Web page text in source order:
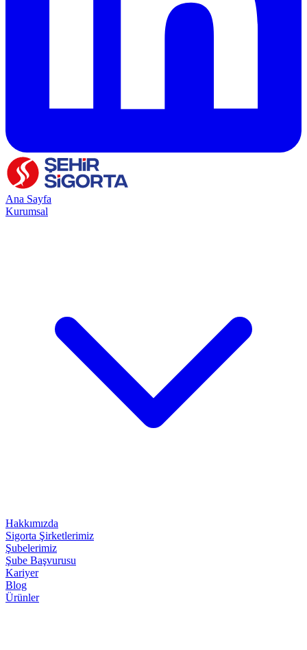
Ana Sayfa
Kurumsal
Hakkımızda
Sigorta Şirketlerimiz
Şubelerimiz
Şube Başvurusu
Kariyer
Blog
Ürünler